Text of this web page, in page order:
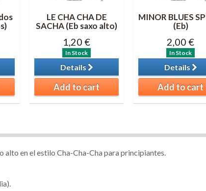
LE CHA CHA DE
SACHA (Eb saxo alto)
1,20 €
In Stock
Details
Add to cart
MINOR BLUES
(Eb)
2,00 €
In Stock
Details
Add to cart
en el estilo Cha-Cha-Cha para principiantes.